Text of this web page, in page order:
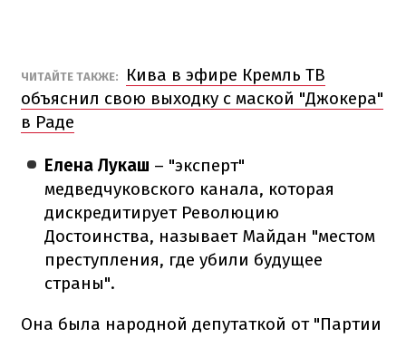
ЧИТАЙТЕ ТАКЖЕ:
Кива в эфире Кремль ТВ
объяснил свою выходку с маской "Джокера"
в Раде
Елена Лукаш – "эксперт"
медведчуковского канала, которая
дискредитирует Революцию
Достоинства, называет Майдан "местом
преступления, где убили будущее
страны".
Она была народной депутаткой от "Партии